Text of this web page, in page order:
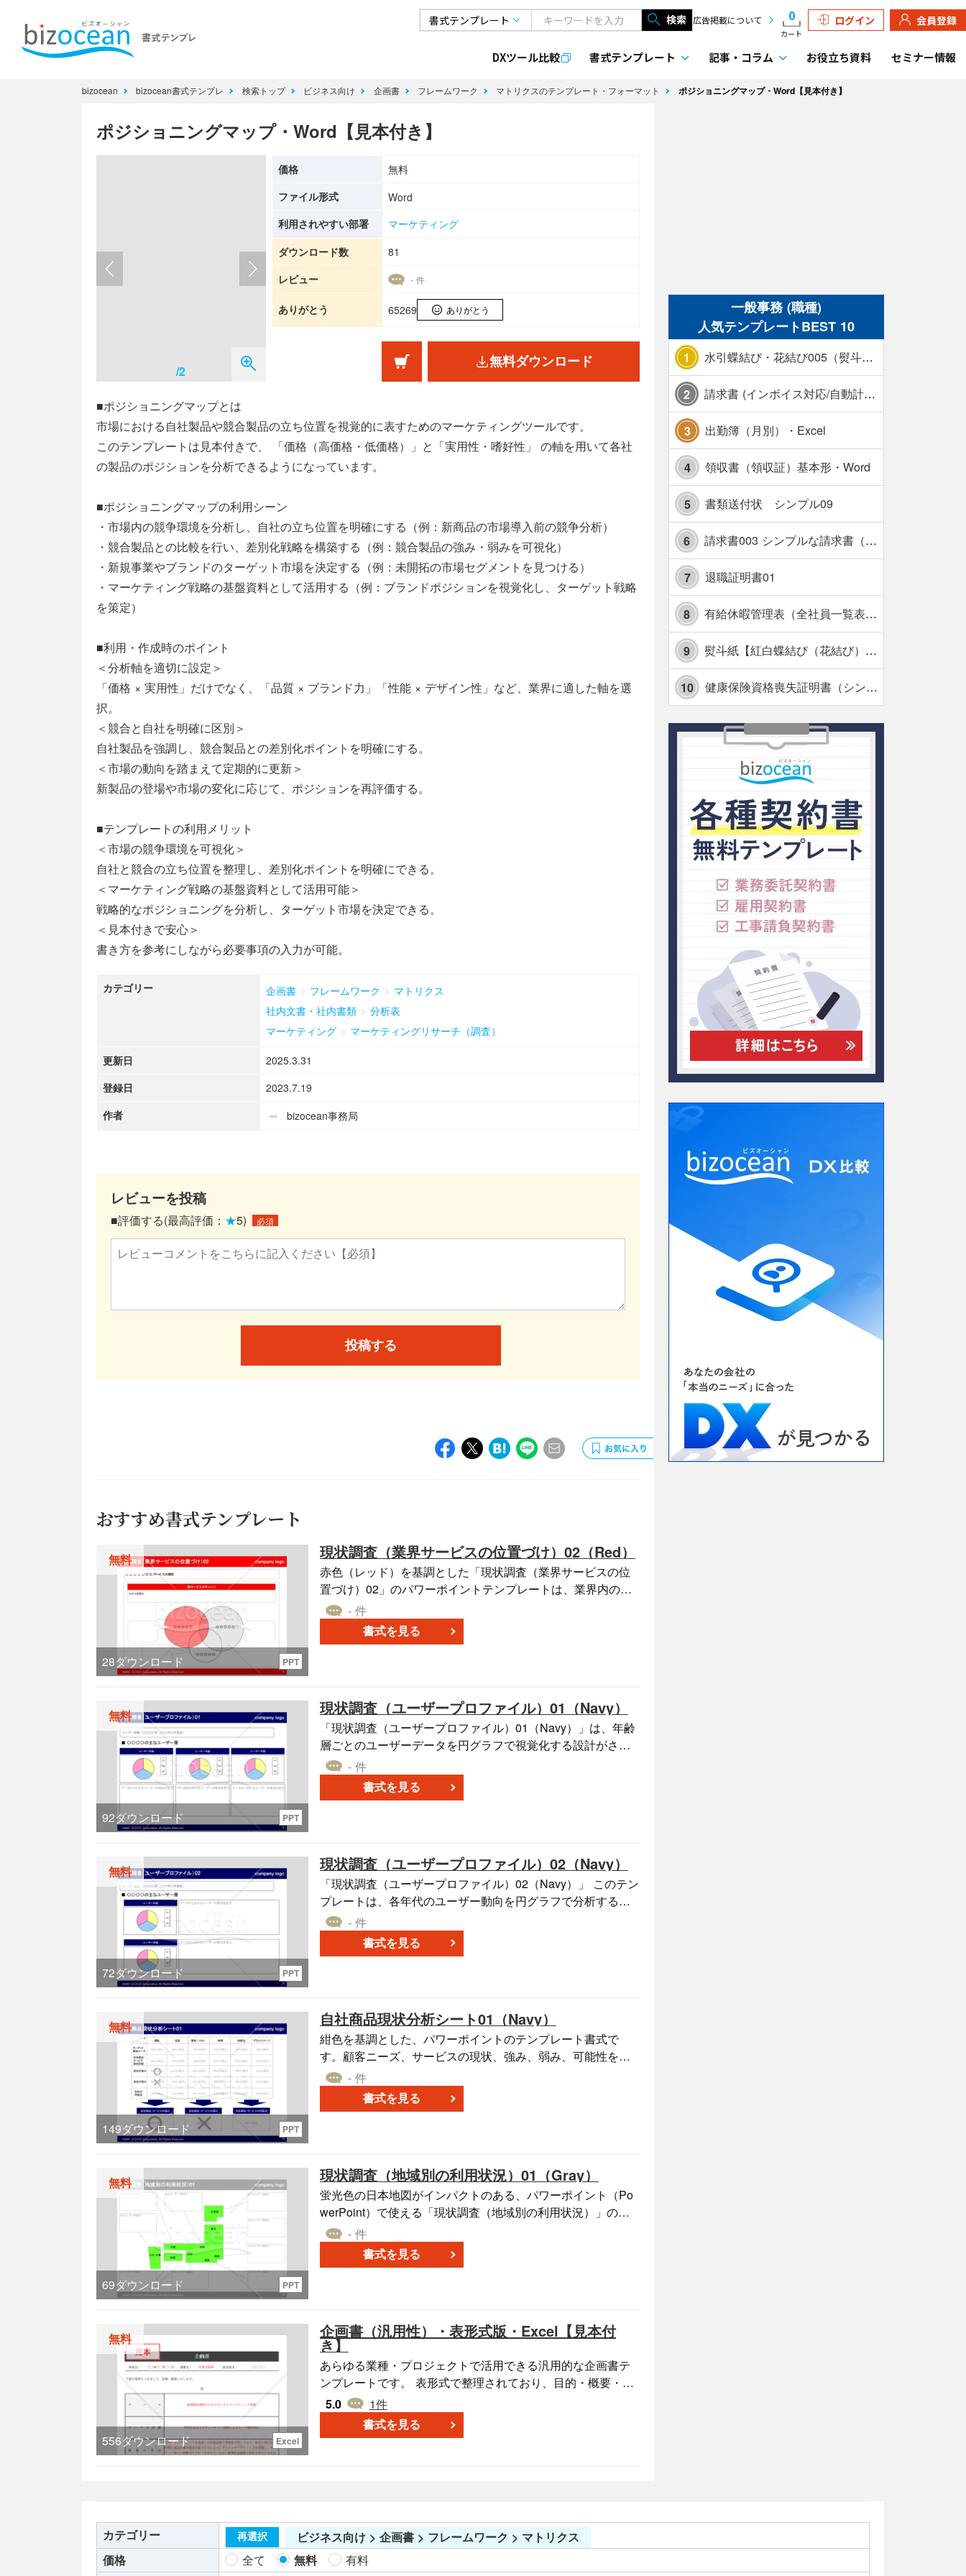
検索 広告掲載について 0
カート
ログイン 会員登録
DXツール比較 書式テンプレート 記事・ コラム お役立ち資料 セミナー情報
bizocean bizocean書式テンプレ 検索トップ ビジネス向け 企画書 フレームワーク マトリクスのテンプレート・フォーマット ポジショニングマップ・Word【見本付き】
ポジショニングマップ・Word【見本付き】
/2
価格
無料
ファイル形式
Word
利用されやすい部署
マーケティング
ダウンロード数
81
レビュー
- 件
ありがとう 65269 ありがとう
無料ダウンロード
■ポジショニングマップとは
市場における自社製品や競合製品の立ち位置を視覚的に表すためのマーケティングツールです。
このテンプレートは見本付きで、 「価格（高価格・低価格）」と「実用性・嗜好性」 の軸を用いて各社
の製品のポジションを分析できるようになっています。
■ポジショニングマップの利用シーン
・市場内の競争環境を分析し、自社の立ち位置を明確にする（例：新商品の市場導入前の競争分析）
・競合製品との比較を行い、差別化戦略を構築する（例：競合製品の強み・弱みを可視化）
・新規事業やブランドのターゲット市場を決定する（例：未開拓の市場セグメントを見つける）
・マーケティング戦略の基盤資料として活用する（例：ブランドポジションを視覚化し、ターゲット戦略
を策定）
■利用・作成時のポイント
＜分析軸を適切に設定＞
「価格 × 実用性」だけでなく、「品質 × ブランド力」「性能 × デザイン性」など、業界に適した軸を選
択。
＜競合と自社を明確に区別＞
自社製品を強調し、競合製品との差別化ポイントを明確にする。
＜市場の動向を踏まえて定期的に更新＞
新製品の登場や市場の変化に応じて、ポジションを再評価する。
■テンプレートの利用メリット
＜市場の競争環境を可視化＞
自社と競合の立ち位置を整理し、差別化ポイントを明確にできる。
＜マーケティング戦略の基盤資料として活用可能＞
戦略的なポジショニングを分析し、ターゲット市場を決定できる。
＜見本付きで安心＞
書き方を参考にしながら必要事項の入力が可能。
カテゴリー 企画書 > フレームワーク > マトリクス
社内文書・社内書類 > 分析表
マーケティング > マーケティングリサーチ（調査）
更新日
2025.3.31
登録日
2023.7.19
作者
bizocean事務局
レビューを投稿
■評価する(最高評価： ★5) 必須
投稿する
おすすめ書式テンプレート
無料
28ダウンロード PPT
現状調査（業界サービスの位置づけ）02（Red）
赤色（レッド）を基調とした「現状調査（業界サービスの位
置づけ）02」のパワーポイントテンプレートは、業界内のサ
ービスの関連性やポジショニングを明確に視覚化するのに便
利なツールです。 業界内の異なるサービスを3つの円で表現
し、それらがどのように関連しているのか、またそれらの間
トされ、新たな取り組みや投資の方向性を示唆しています。
戦略の策定や提案の際に、業界内での自社のポジションや新
たなビジネスの方向性を明確に示す際などにお役立てくださ
い。
- 件
書式を見る
無料
92ダウンロード PPT
現状調査（ユーザープロファイル）01（Navy）
「現状調査（ユーザープロファイル）01（Navy）」は、年齢
層ごとのユーザーデータを円グラフで視覚化する設計がされ
ており、ターゲットとする顧客層の傾向や関心を的確に把握
するのに適したパワーポイントテンプレートです。データ解
析の結果をもとに、ユーザーの嗜好や行動を具体的に表記す
- 件
書式を見る
無料
72ダウンロード PPT
現状調査（ユーザープロファイル）02（Navy）
「現状調査（ユーザープロファイル）02（Navy）」 このテン
プレートは、各年代のユーザー動向を円グラフで分析するこ
とを目的としたパワーポイントテンプレートです。ユーザー
の行動や興味を年代別に詳しく知ることで、効果的なマーケ
ティングやサービスの提供が計画できるようになります。こ
- 件
書式を見る
無料
149ダウンロード PPT
自社商品現状分析シート01（Navy）
紺色を基調とした、パワーポイントのテンプレート書式で
す。顧客ニーズ、サービスの現状、強み、弱み、可能性を分
析対象として、各評価項目においてコメントを記入し○と☓を
つけていきます。結果、自社サービスの強みと弱みを深堀り
し、可視化することを目的としています。資料作成時のテン
- 件
書式を見る
無料
69ダウンロード PPT
現状調査（地域別の利用状況）01（Gray）
蛍光色の日本地図がインパクトのある、パワーポイント（Po
werPoint）で使える「現状調査（地域別の利用状況）」のテ
ンプレートです。 日本地図を中央に配置しており、各エリア
にコメントの記入などができる仕様となっています。 企画書
や提案書などに盛り込む調査ページのテンプレートとして、
- 件
書式を見る
無料
556ダウンロード Excel
企画書（汎用性）・表形式版・Excel【見本付
き】
あらゆる業種・プロジェクトで活用できる汎用的な企画書テ
ンプレートです。 表形式で整理されており、目的・概要・タ
ーゲット・進行スケジュール・予算などを簡潔に記載し、明
確なプレゼンテーション資料を作成することが可能です。 ■
企画書の利用シーン ・新規事業やマーケティング戦略の提案
計画） ■利用・作成時のポイント ＜企画の目的を明記＞ 「本
企画の目的は、売上向上を目的としたプロモーション施策の
実施である」など、明確な目的を提示。 ＜スケジュールと予
算を整理＞ 「○○月に実施予定、予算は○○万円を見込む」な
5.0 1件
書式を見る
一般事務 (職種)
人気テンプレートBEST 10
1 水引蝶結び・花結び005（熨斗あり）
2 請求書 (インボイス対応/自動計算/A4 縦) カラー 使い方解説あり
3 出勤簿（月別）・Excel
4 領収書（領収証）基本形・Word
5 書類送付状 シンプル09
6 請求書003 シンプルな請求書（消費税10％対応）
7 退職証明書01
8 有給休暇管理表（全社員一覧表版）・横【見本付き】
9 熨斗紙【紅白蝶結び（花結び）・水引7本】・Excel
10 健康保険資格喪失証明書（シンプル表形式版）・Excel【見本付き】
カテゴリー 再選択
ビジネス向け > 企画書 > フレームワーク > マトリクス
価格
全て 無料
有料